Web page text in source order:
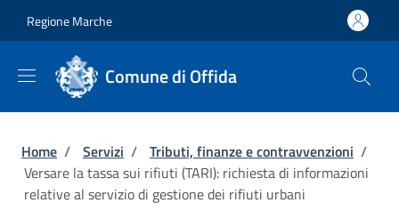
Regione Marche
Comune di Offida
Briciole di pane
Home / Servizi / Tributi, finanze e contravvenzioni /
Versare la tassa sui rifiuti (TARI): richiesta di informazioni
relative al servizio di gestione dei rifiuti urbani